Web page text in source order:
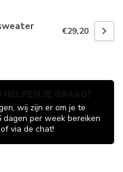
€29,20
wij zijn er om je te
dagen per week bereiken
via de chat!